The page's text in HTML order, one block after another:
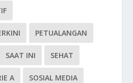
PETUALANGAN
SAAT INI SEHAT
A SOSIAL MEDIA